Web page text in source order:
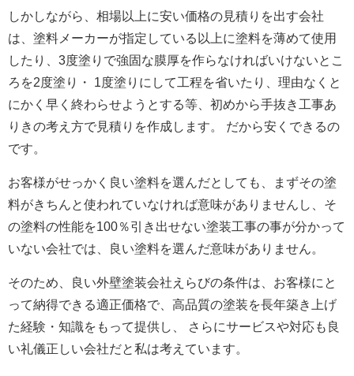
しかしながら、相場以上に安い価格の見積りを出す会社
は、塗料メーカーが指定している以上に塗料を薄めて使用
したり、3度塗りで強固な膜厚を作らなければいけないとこ
ろを2度塗り・ 1度塗りにして工程を省いたり、理由なくと
にかく早く終わらせようとする等、初めから手抜き工事あ
りきの考え方で見積りを作成します。 だから安くできるの
です。
お客様がせっかく良い塗料を選んだとしても、まずその塗
料がきちんと使われていなければ意味がありませんし、そ
の塗料の性能を100％引き出せない塗装工事の事が分かって
いない会社では、良い塗料を選んだ意味がありません。
そのため、良い外壁塗装会社えらびの条件は、お客様にと
って納得できる適正価格で、高品質の塗装を長年築き上げ
た経験・知識をもって提供し、 さらにサービスや対応も良
い礼儀正しい会社だと私は考えています。